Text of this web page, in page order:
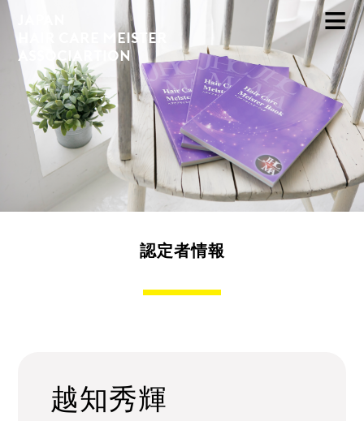
HAIR CARE MEISTER
ASSOCIARTION
認定者情報
越知秀輝